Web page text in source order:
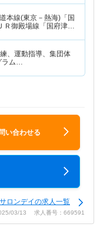
本線(東京－熱海)「国
Ｒ御殿場線「国府津
、運動指導、集団体
ラム…
い合わせる
ロンデイの求人一覧
03/13 求人番号：669591